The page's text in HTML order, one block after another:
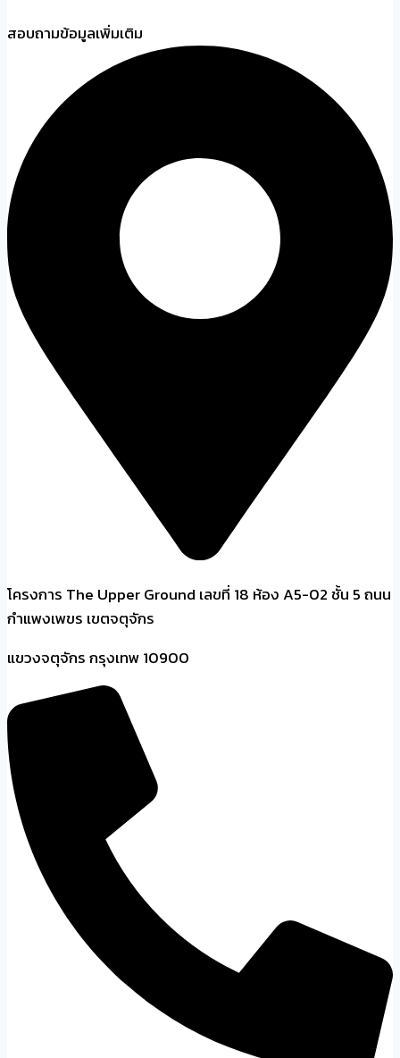
สอบถามข้อมูลเพิ่มเติม
โครงการ The Upper Ground เลขที่ 18 ห้อง A5-02 ชั้น 5 ถนน
กำแพงเพขร เขตจตุจักร
แขวงจตุจักร กรุงเทพ 10900